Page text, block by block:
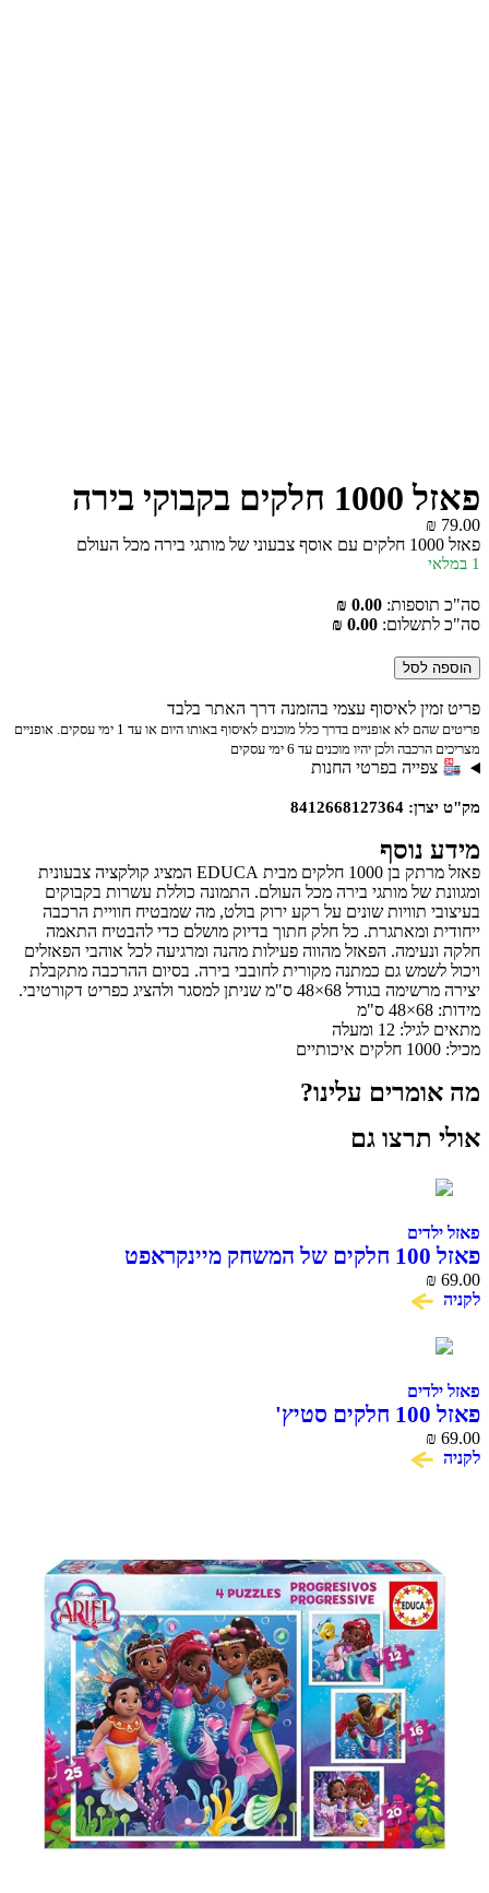
פאזל 1000 חלקים בקבוקי בירה
₪ 79.00
פאזל 1000 חלקים עם אוסף צבעוני של מותגי בירה מכל העולם
1 במלאי
סה"כ תוספות: 0.00 ₪
סה"כ לתשלום: 0.00 ₪
הוספה לסל
פריט זמין לאיסוף עצמי בהזמנה דרך האתר בלבד
פריטים שהם לא אופניים בדרך כלל מוכנים לאיסוף באותו היום או עד 1 ימי עסקים. אופניים
מצריכים הרכבה ולכן יהיו מוכנים עד 6 ימי עסקים
צפייה בפרטי החנות
מק"ט יצרן: 8412668127364
מידע נוסף
פאזל מרתק בן 1000 חלקים מבית EDUCA המציג קולקציה צבעונית
ומגוונת של מותגי בירה מכל העולם. התמונה כוללת עשרות בקבוקים
בעיצובי תוויות שונים על רקע ירוק בולט, מה שמבטיח חוויית הרכבה
ייחודית ומאתגרת. כל חלק חתוך בדיוק מושלם כדי להבטיח התאמה
חלקה ונעימה. הפאזל מהווה פעילות מהנה ומרגיעה לכל אוהבי הפאזלים
ויכול לשמש גם כמתנה מקורית לחובבי בירה. בסיום ההרכבה מתקבלת
יצירה מרשימה בגודל 68×48 ס"מ שניתן למסגר ולהציג כפריט דקורטיבי.
מידות: 68×48 ס"מ
מתאים לגיל: 12 ומעלה
מכיל: 1000 חלקים איכותיים
מה אומרים עלינו?
אולי תרצו גם
פאזל ילדים
פאזל 100 חלקים של המשחק מיינקראפט
₪ 69.00
לקניה
פאזל ילדים
פאזל 100 חלקים סטיץ'
₪ 69.00
לקניה